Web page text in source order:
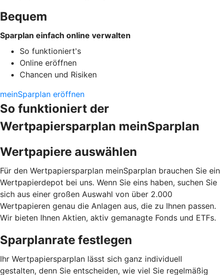
Bequem
Sparplan einfach online verwalten
So funktioniert's
Online eröffnen
Chancen und Risiken
meinSparplan eröffnen
So funktioniert der
Wertpapiersparplan meinSparplan
Wertpapiere auswählen
Für den Wertpapiersparplan meinSparplan brauchen Sie ein
Wertpapierdepot bei uns. Wenn Sie eins haben, suchen Sie
sich aus einer großen Auswahl von über 2.000
Wertpapieren genau die Anlagen aus, die zu Ihnen passen.
Wir bieten Ihnen Aktien, aktiv gemanagte Fonds und ETFs.
Sparplanrate festlegen
Ihr Wertpapiersparplan lässt sich ganz individuell
gestalten, denn Sie entscheiden, wie viel Sie regelmäßig